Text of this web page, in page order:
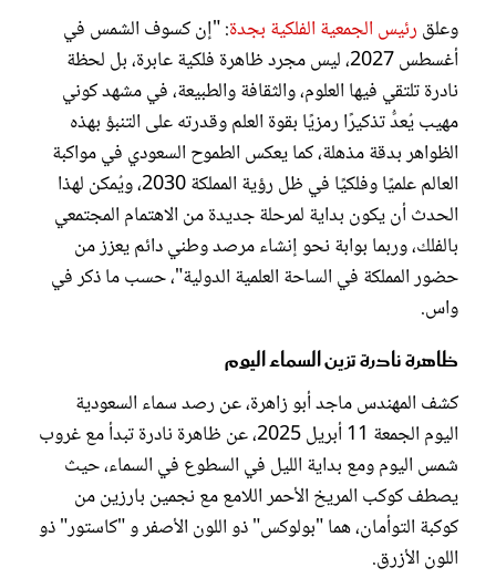
وعلق رئيس الجمعية الفلكية بجدة: "إن كسوف الشمس في
أغسطس 2027، ليس مجرد ظاهرة فلكية عابرة، بل لحظة
نادرة تلتقي فيها العلوم، والثقافة والطبيعة، في مشهد كوني
مهيب يُعدُّ تذكيرًا رمزيًا بقوة العلم وقدرته على التنبؤ بهذه
الظواهر بدقة مذهلة، كما يعكس الطموح السعودي في مواكبة
العالم علميًا وفلكيًا في ظل رؤية المملكة 2030، ويُمكن لهذا
الحدث أن يكون بداية لمرحلة جديدة من الاهتمام المجتمعي
بالفلك، وربما بوابة نحو إنشاء مرصد وطني دائم يعزز من
حضور المملكة في الساحة العلمية الدولية"، حسب ما ذكر في
واس.
ظاهرة نادرة تزين السماء اليوم
كشف المهندس ماجد أبو زاهرة، عن رصد سماء السعودية
اليوم الجمعة 11 أبريل 2025، عن ظاهرة نادرة تبدأ مع غروب
شمس اليوم ومع بداية الليل في السطوع في السماء، حيث
يصطف كوكب المريخ الأحمر اللامع مع نجمين بارزين من
كوكبة التوأمان، هما "بولوكس" ذو اللون الأصفر و "كاستور" ذو
اللون الأزرق.